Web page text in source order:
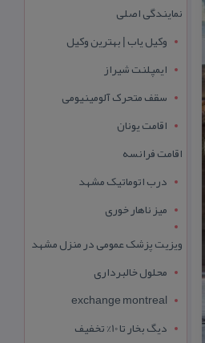
نمایندگی اصلی
وکیل یاب | بهترین وکیل
ایمپلنت شیراز
سقف متحرک آلومینیومی
اقامت یونان
اقامت فرانسه
درب اتوماتیک مشهد
میز ناهار خوری
ویزیت پزشک عمومی در منزل مشهد
محلول خالبرداری
exchange montreal
دیگ بخار تا 10% تخفیف